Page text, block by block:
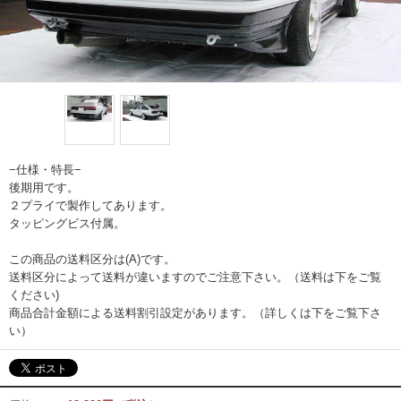
−仕様・特長−
後期用です。
２プライで製作してあります。
タッピングビス付属。
この商品の送料区分は(A)です。
送料区分によって送料が違いますのでご注意下さい。（送料は下をご覧
ください)
商品合計金額による送料割引設定があります。（詳しくは下をご覧下さ
い）